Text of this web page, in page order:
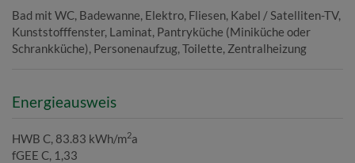
Bad mit WC Badewanne Elektro Fliesen Kabel / Satelliten-TV
Kunststofffenster Laminat Pantryküche (Miniküche oder
Schrankküche) Personenaufzug Toilette Zentralheizung
Energieausweis
HWB C, 83.83 kWh/m2a
fGEE C, 1,33